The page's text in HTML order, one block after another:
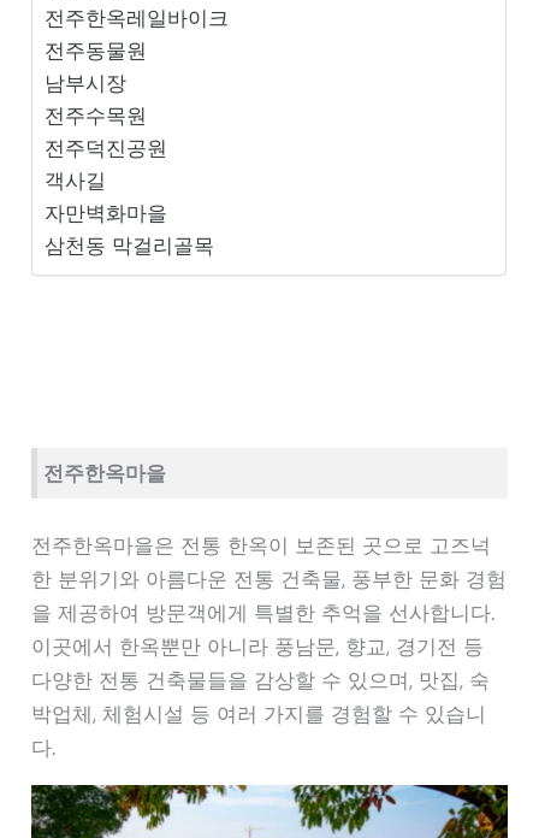
전주한옥레일바이크
전주동물원
남부시장
전주수목원
전주덕진공원
객사길
자만벽화마을
삼천동 막걸리골목
전주한옥마을
전주한옥마을은 전통 한옥이 보존된 곳으로 고즈넉
한 분위기와 아름다운 전통 건축물, 풍부한 문화 경험
을 제공하여 방문객에게 특별한 추억을 선사합니다.
이곳에서 한옥뿐만 아니라 풍남문, 향교, 경기전 등
다양한 전통 건축물들을 감상할 수 있으며, 맛집, 숙
박업체, 체험시설 등 여러 가지를 경험할 수 있습니
다.